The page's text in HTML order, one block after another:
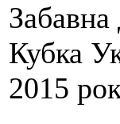
Забавна
Кубка
2015